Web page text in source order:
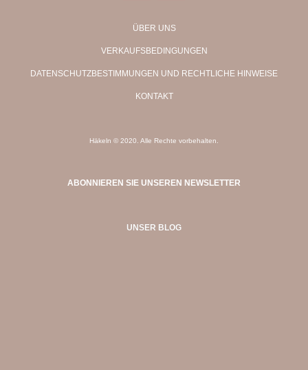
ÜBER UNS
VERKAUFSBEDINGUNGEN
DATENSCHUTZBESTIMMUNGEN UND RECHTLICHE HINWEISE
KONTAKT
Häkeln © 2020. Alle Rechte vorbehalten.
ABONNIEREN SIE UNSEREN NEWSLETTER
UNSER BLOG